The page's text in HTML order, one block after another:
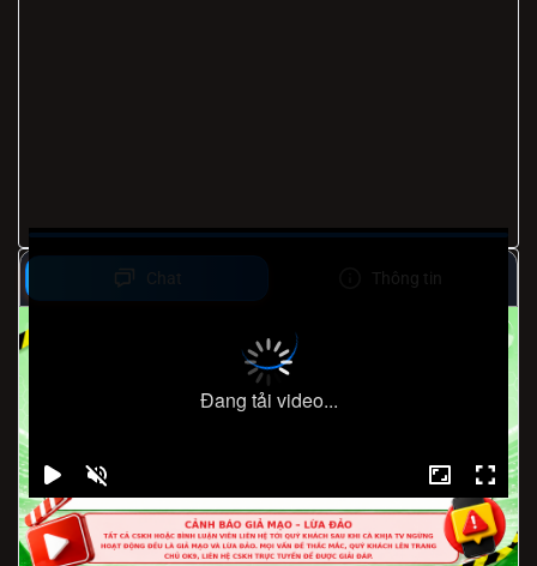
Đang tải video...
Chat Thông tin